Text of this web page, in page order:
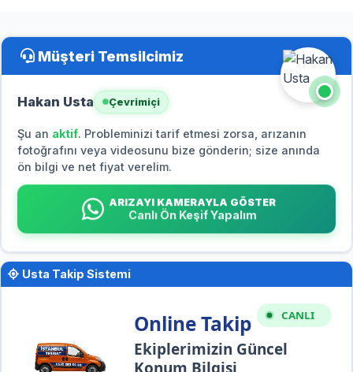
Müşteri Temsilcimiz
Hakan Usta Çevrimiçi
Şu an aktif. Probleminizi tarif etmesi zorsa, arızanın
fotoğrafını veya videosunu bize gönderin; size anında
ön bilgi ve net fiyat verelim.
ARIZAYI KAMERAYLA GÖSTER
Canlı Ön Keşif Yapalım
Usta Takip Sistemi
CANLI
Online Takip
Ekiplerimizin Güncel